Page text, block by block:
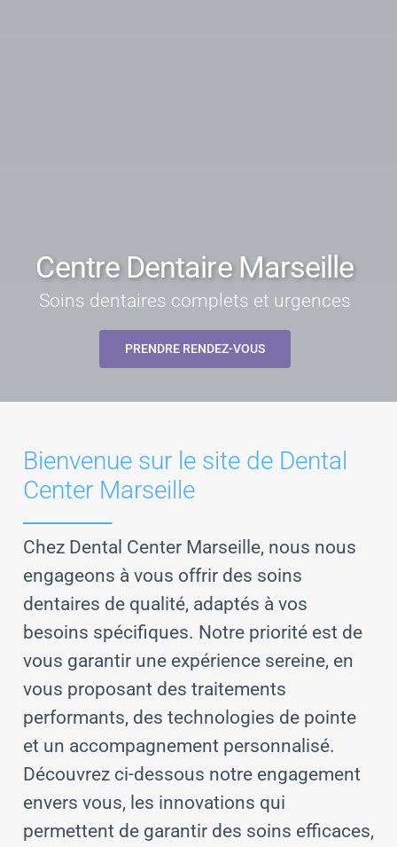
Centre Dentaire Marseille
Soins dentaires complets et urgences
PRENDRE RENDEZ-VOUS
Bienvenue sur le site de Dental
Center Marseille
Chez Dental Center Marseille, nous nous
engageons à vous offrir des soins
dentaires de qualité, adaptés à vos
besoins spécifiques. Notre priorité est de
vous garantir une expérience sereine, en
vous proposant des traitements
performants, des technologies de pointe
et un accompagnement personnalisé.
Découvrez ci-dessous notre engagement
envers vous, les innovations qui
permettent de garantir des soins efficaces,